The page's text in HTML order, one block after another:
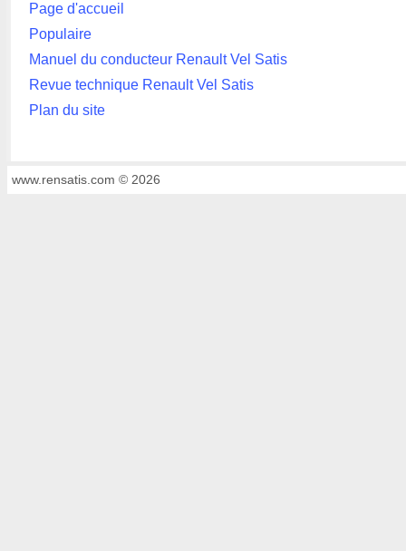
Page d'accueil
Populaire
Manuel du conducteur Renault Vel Satis
Revue technique Renault Vel Satis
Plan du site
www.rensatis.com © 2026